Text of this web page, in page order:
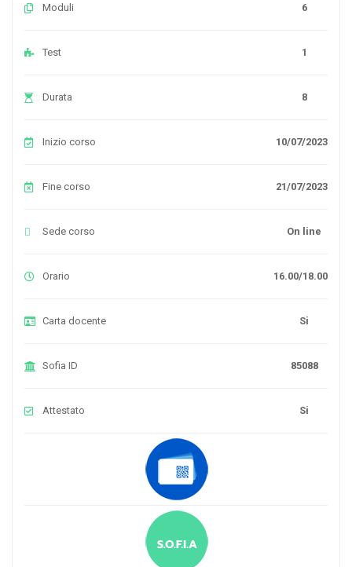
Moduli 6
Test 1
Durata 8
Inizio corso 10/07/2023
Fine corso 21/07/2023
Sede corso On line
Orario 16.00/18.00
Carta docente Si
Sofia ID 85088
Attestato Si